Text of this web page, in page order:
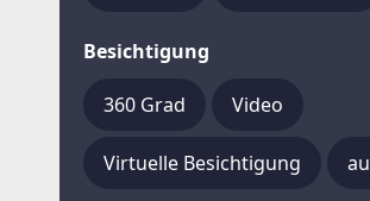
Besichtigung
360 Grad Video
Virtuelle Besichtigung